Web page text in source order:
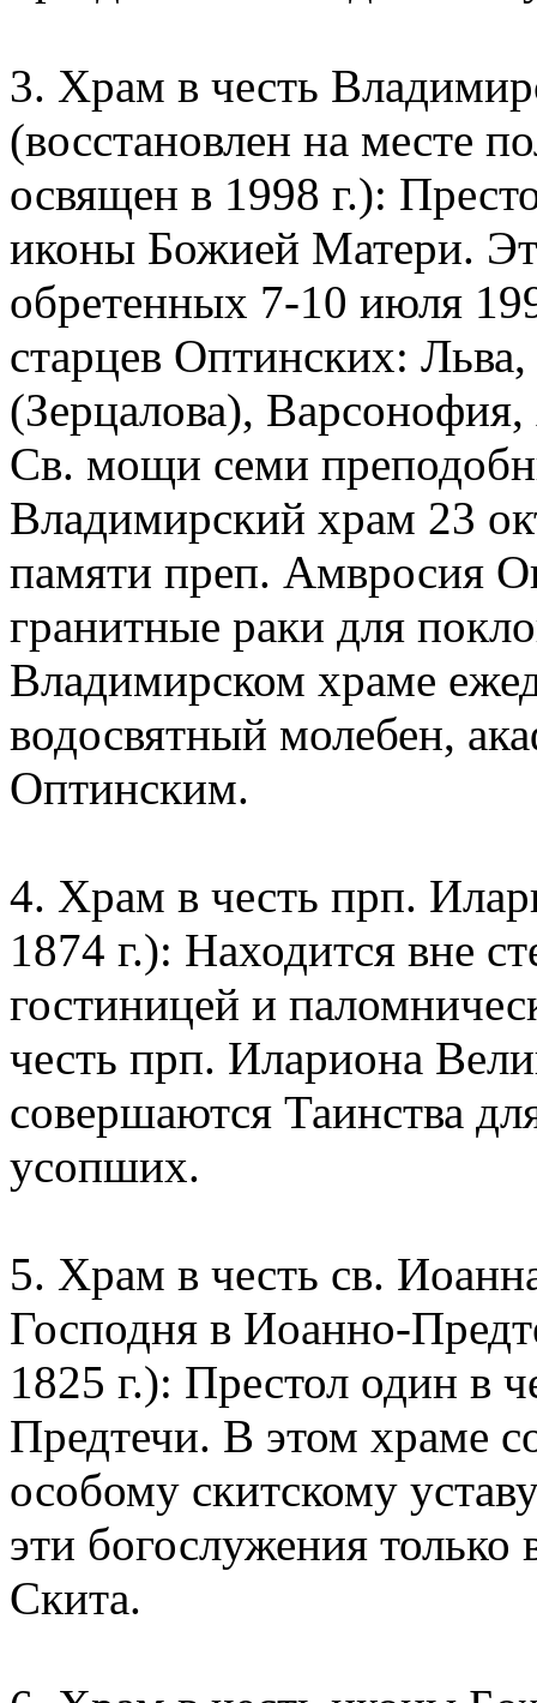
3. Храм в честь
(восстановлен на месте
освящен в 1998 г.):
иконы Божией Матери.
обретенных 7-10 июля
старцев Оптинских:
(Зерцалова),
Св. мощи семи
Владимирский храм 23
памяти преп. Амвросия
гранитные раки для
Владимирском храме
водосвятный молебен,
Оптинским.
4. Храм в честь прп.
1874 г.): Находится вне
гостиницей и
честь прп. Илариона
совершаются Таинства
усопших.
5. Храм в честь св.
Господня в Иоанно-
1825 г.): Престол один в
Предтечи. В этом храме
особому скитскому
эти богослужения только
Скита.